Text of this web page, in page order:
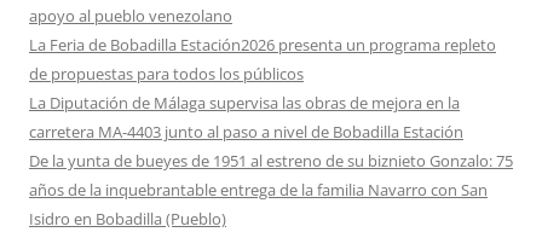
apoyo al pueblo venezolano
La Feria de Bobadilla Estación2026 presenta un programa repleto
de propuestas para todos los públicos
La Diputación de Málaga supervisa las obras de mejora en la
carretera MA-4403 junto al paso a nivel de Bobadilla Estación
De la yunta de bueyes de 1951 al estreno de su biznieto Gonzalo: 75
años de la inquebrantable entrega de la familia Navarro con San
Isidro en Bobadilla (Pueblo)